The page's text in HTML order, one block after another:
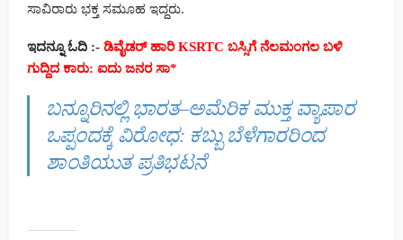
ಸಾವಿರಾರು ಭಕ್ತ ಸಮೂಹ ಇದ್ದರು.
ಇದನ್ನೂ ಓದಿ :- ಡಿವೈಡರ್ ಹಾರಿ KSRTC ಬಸ್ಸಿಗೆ ನೆಲಮಂಗಲ ಬಳಿ
ಗುದ್ದಿದ ಕಾರು: ಐದು ಜನರ ಸಾ*
ಬನ್ನೂರಿನಲ್ಲಿ ಭಾರತ–ಅಮೆರಿಕ ಮುಕ್ತ ವ್ಯಾಪಾರ
ಒಪ್ಪಂದಕ್ಕೆ ವಿರೋಧ: ಕಬ್ಬು ಬೆಳೆಗಾರರಿಂದ
ಶಾಂತಿಯುತ ಪ್ರತಿಭಟನೆ